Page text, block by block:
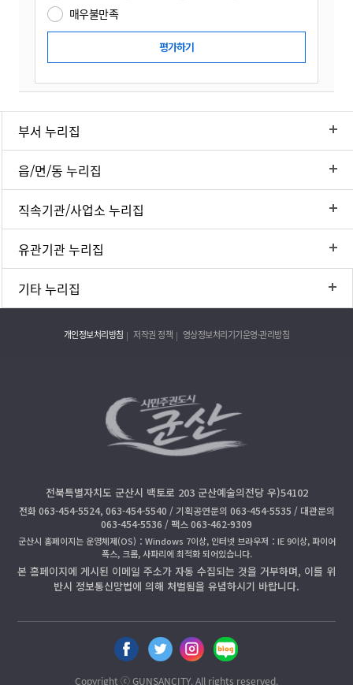
매우불만족
부서 누리집
읍/면/동 누리집
직속기관/사업소 누리집
유관기관 누리집
기타 누리집
개인정보처리방침 저작권 정책 영상정보처리기기운영·관리방침
전북특별자치도 군산시 백토로 203 군산예술의전당 우)54102
전화 063-454-5524, 063-454-5540 / 기획공연문의 063-454-5535 / 대관문의
063-454-5536 / 팩스 063-462-9309
군산시 홈페이지는 운영체제(OS)：Windows 7이상, 인터넷 브라우저：IE 9이상, 파이어
폭스, 크롬, 사파리에 최적화 되어있습니다.
본 홈페이지에 게시된 이메일 주소가 자동 수집되는 것을 거부하며, 이를 위
반시 정보통신망법에 의해 처벌됨을 유념하시기 바랍니다.
페
이
스
트
위
터
인
스
타
블
로
그
Copyright ⓒ GUNSANCITY. All rights reserved.